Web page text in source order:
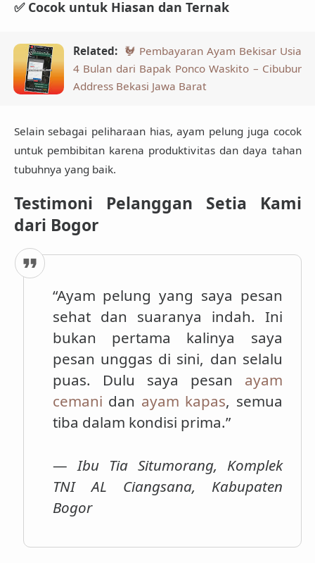
✅ Cocok untuk Hiasan dan Ternak
Related: 🐓 Pembayaran Ayam Bekisar Usia
4 Bulan dari Bapak Ponco Waskito – Cibubur
Address Bekasi Jawa Barat
Selain sebagai peliharaan hias, ayam pelung juga cocok
untuk pembibitan karena produktivitas dan daya tahan
tubuhnya yang baik.
Testimoni Pelanggan Setia Kami
dari Bogor
“Ayam pelung yang saya pesan
sehat dan suaranya indah. Ini
bukan pertama kalinya saya
pesan unggas di sini, dan selalu
puas. Dulu saya pesan ayam
cemani dan ayam kapas, semua
tiba dalam kondisi prima.”
— Ibu Tia Situmorang, Komplek
TNI AL Ciangsana, Kabupaten
Bogor